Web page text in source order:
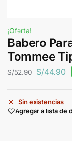
¡Oferta!
Babero
Tommee
S/52.90 S/44.90
Sin existencias
Agregar a lista de